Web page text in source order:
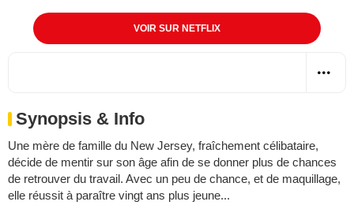
VOIR SUR NETFLIX
Synopsis & Info
Une mère de famille du New Jersey, fraîchement célibataire,
décide de mentir sur son âge afin de se donner plus de chances
de retrouver du travail. Avec un peu de chance, et de maquillage,
elle réussit à paraître vingt ans plus jeune...